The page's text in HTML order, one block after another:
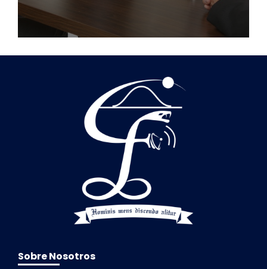
Sobre Nosotros